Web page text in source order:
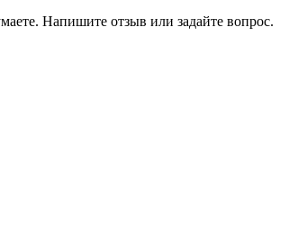
Напишите отзыв или задайте вопрос.